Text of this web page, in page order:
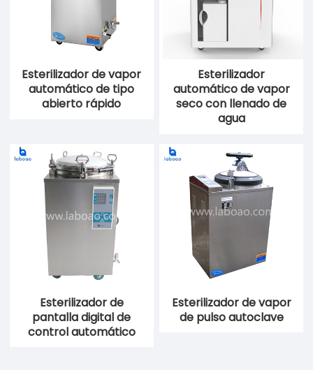
Esterilizador de vapor
automático de tipo
abierto rápido
Esterilizador
automático de vapor
seco con llenado de
agua
Esterilizador de
pantalla digital de
control automático
Esterilizador de vapor
de pulso autoclave